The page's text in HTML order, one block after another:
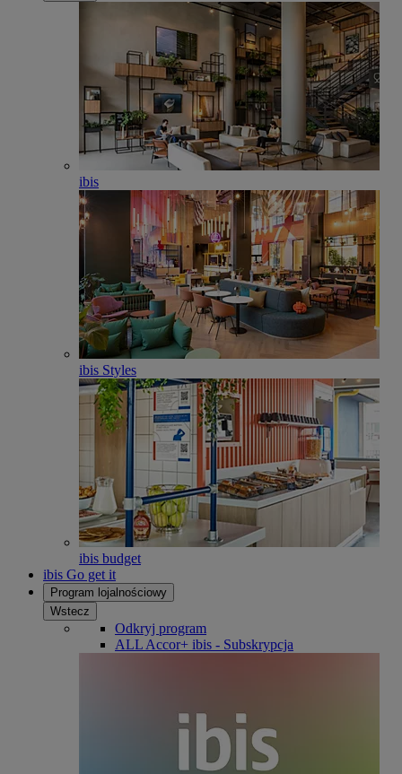
ibis
ibis Styles
ibis budget
ibis Go get it
Program lojalnościowy
Wstecz
Odkryj program
ALL Accor+ ibis - Subskrypcja